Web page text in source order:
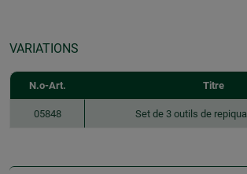
VARIATIONS
N.o-Art. Titre
05848 Set de 3 outils de